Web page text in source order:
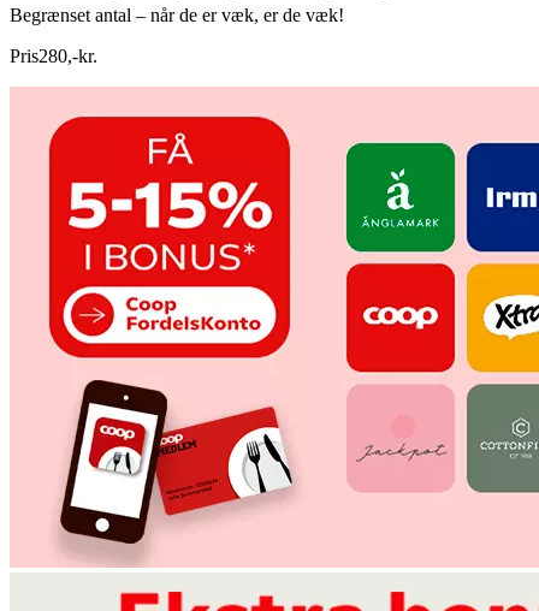
Begrænset antal – når de er væk, er de væk!
Pris280,-kr.